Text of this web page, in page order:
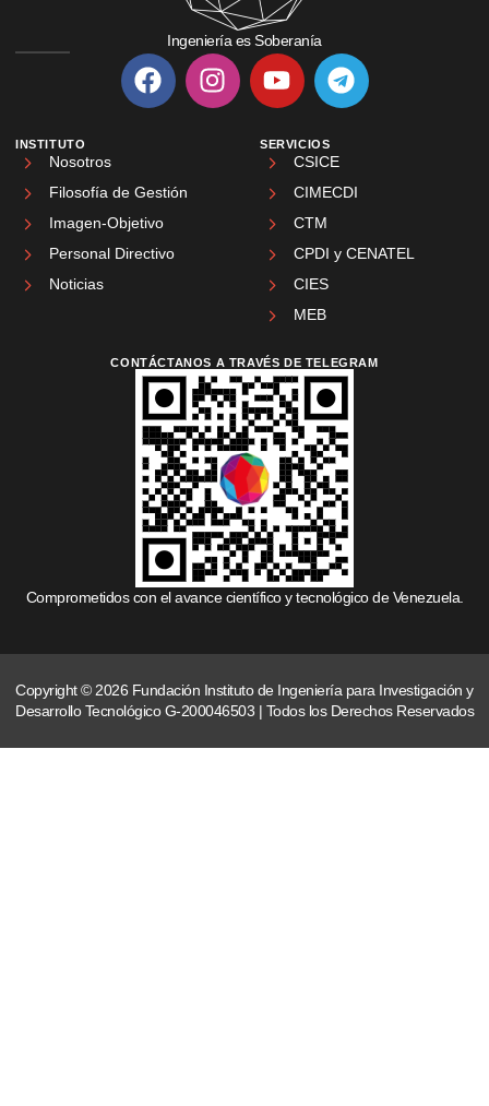
Ingeniería es Soberanía
INSTITUTO
Nosotros
Filosofía de Gestión
Imagen-Objetivo
Personal Directivo
Noticias
SERVICIOS
CSICE
CIMECDI
CTM
CPDI y CENATEL
CIES
MEB
CONTÁCTANOS A TRAVÉS DE TELEGRAM
Comprometidos con el avance científico y tecnológico de Venezuela.
Copyright © 2026 Fundación Instituto de Ingeniería para Investigación y
Desarrollo Tecnológico G-200046503 | Todos los Derechos Reservados